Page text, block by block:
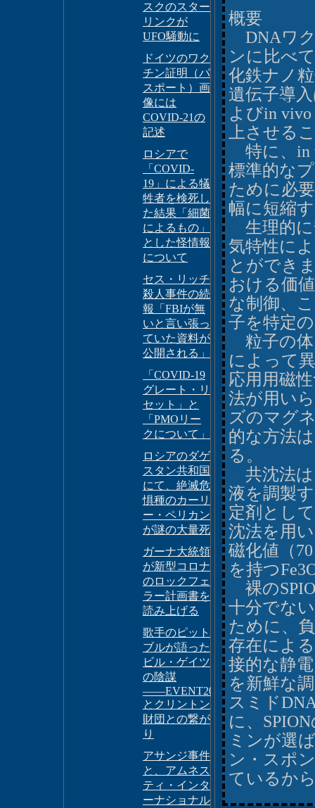
スクのスター
リンクが
UFO騒動に
ドイツのワク
チン証明（パ
スポート）画
像には
COVID-21の
記述
ロシアで
「COVID-
19」による犠
牲者を検死し
た結果「細菌
によるもの」
とした怪情報
について
セス・リッチ
殺人事件の続
報「FBIが無
いと言い張っ
ていた資料が
公開される」
「COVID-19
グレート・リ
セット」と
「PMOリー
クについて」
ロシアのダゲ
スタン共和国
にて、絶滅危
惧種のカーリ
ー・ペリカン
が謎の大量死
ガーナ大統領
が新型コロナ
のロックフェ
ラー計画書を
読み上げる
歌手のピット
ブルが語った
ビル・ゲイツ
の陰謀
――EVENT201
とクリントン
財団との繋が
り
アサンジ事件
と、アムネス
ティ・インタ
ーナショナル
概要
DNAワ
ンに比べ
化鉄ナノ
遺伝子導
よびin
上させる
特に、in
標準的な
ために必
幅に短縮
生理的に
気特性に
とができ
おける価
な制御、
子を特定
粒子の体
によって
応用用磁
法が用い
ズのマグ
的な方法
る。
共沈法は
液を調製
定剤とし
沈法を用
磁化値（
を持つ
裸の
十分でな
ために、
存在によ
接的な静
を新鮮な
スミド
に、
ミンが選
ン・スポ
ているか